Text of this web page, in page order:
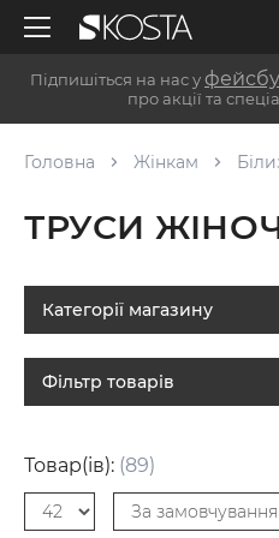
Підпишіться на нас у
про акції та
Головна Жінкам
ТРУСИ
Категорії магазину
Фільтр товарів
Товар(ів): (89)